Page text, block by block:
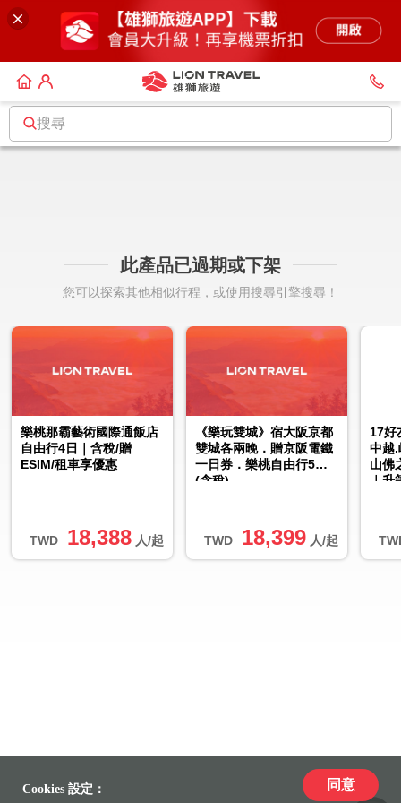
搜尋
此產品已過期或下架
您可以探索其他相似行程，或使用搜尋引擎搜尋！
TWD 18,388 人/起
樂桃那霸藝術國際通飯店
自由行4日｜含稅/贈
ESIM/租車享優惠
TWD 18,399 人/起
《樂玩雙城》宿大阪京都
雙城各兩晚．贈京阪電鐵
一日券．樂桃自由行5日
(含稅)
17好
中越.
山佛
｜
Cookies 設定： 同意